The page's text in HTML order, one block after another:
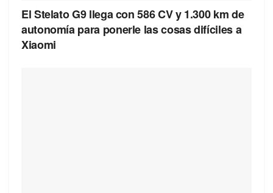
El Stelato G9 llega con 586 CV y 1.300 km de
autonomía para ponerle las cosas difíciles a
Xiaomi